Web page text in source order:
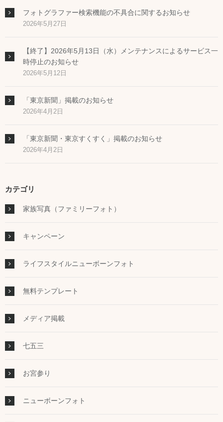
フォトグラファー検索機能の不具合に関するお知らせ
2026年5月27日
【終了】2026年5月13日（水）メンテナンスによるサービス一
時停止のお知らせ
2026年5月12日
「東京新聞」掲載のお知らせ
2026年4月2日
「東京新聞・東京すくすく」掲載のお知らせ
2026年4月2日
カテゴリ
家族写真（ファミリーフォト）
キャンペーン
ライフスタイルニューボーンフォト
無料テンプレート
メディア掲載
七五三
お宮参り
ニューボーンフォト